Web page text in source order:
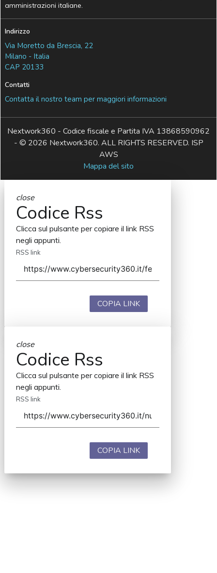
amministrazioni italiane.
Indirizzo
Via Moretto da Brescia, 22
Milano - Italia
CAP 20133
Contatti
Contatta il nostro team per maggiori informazioni
Nextwork360 - Codice fiscale e Partita IVA 13868590962
- © 2026 Nextwork360. ALL RIGHTS RESERVED. ISP
AWS
Mappa del sito
close
Codice Rss
Clicca sul pulsante per copiare il link RSS
negli appunti.
RSS link
COPIA LINK
close
Codice Rss
Clicca sul pulsante per copiare il link RSS
negli appunti.
RSS link
COPIA LINK